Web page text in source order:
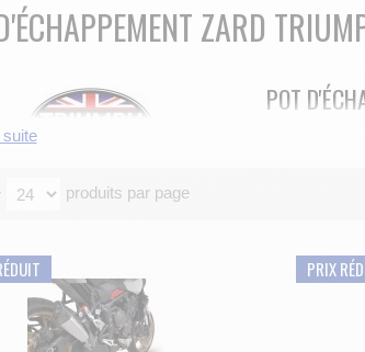
ZARD
POT
Les
suite
produits par page
PRIX